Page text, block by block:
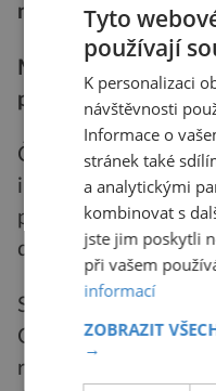
nenápadně
Mnoho technologií
pozadí.
Čističky vzduchu
interiéru. Chytré
podmínky pro
denním rytmem
Své chování změnily
Chytré láhve
režim. Mixéry
Tyto
používají
K personalizaci
návštěvnosti
Informace o
stránek také
a analytickými
kombinovat s
jste jim poskytli
při vašem
informací
ZOBRAZIT
→